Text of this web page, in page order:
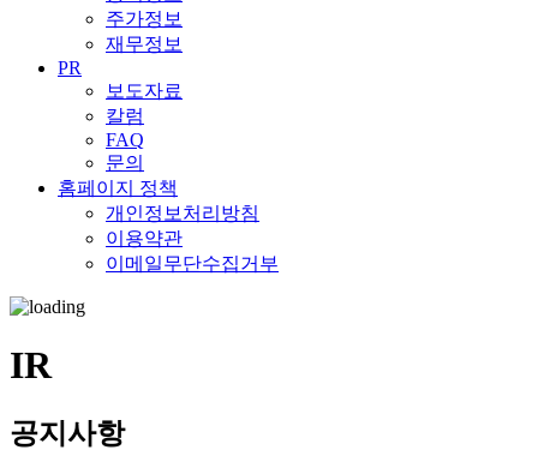
주가정보
재무정보
PR
보도자료
칼럼
FAQ
문의
홈페이지 정책
개인정보처리방침
이용약관
이메일무단수집거부
IR
공지사항